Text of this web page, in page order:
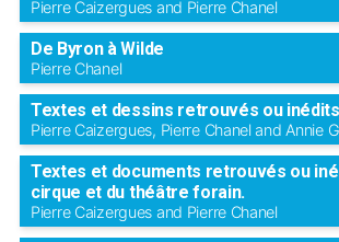
Pierre Caizergues and Pierre Chanel
De Byron à Wilde
Pierre Chanel
Textes et dessins retrouvés ou inédits
Pierre Caizergues, Pierre Chanel and Annie
Textes et documents retrouvés ou
cirque et du théâtre forain.
Pierre Caizergues and Pierre Chanel